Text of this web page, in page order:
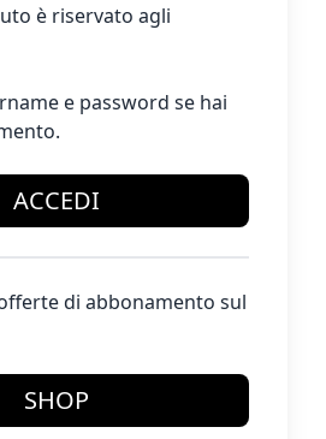
è riservato agli
e password se hai
ACCEDI
di abbonamento sul
SHOP